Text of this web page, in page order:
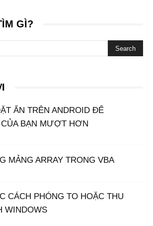
GÌ?
ẨN TRÊN ANDROID ĐỂ
BẠN MƯỢT HƠN
MẢNG ARRAY TRONG VBA
CÁCH PHÓNG TO HOẶC THU
WINDOWS